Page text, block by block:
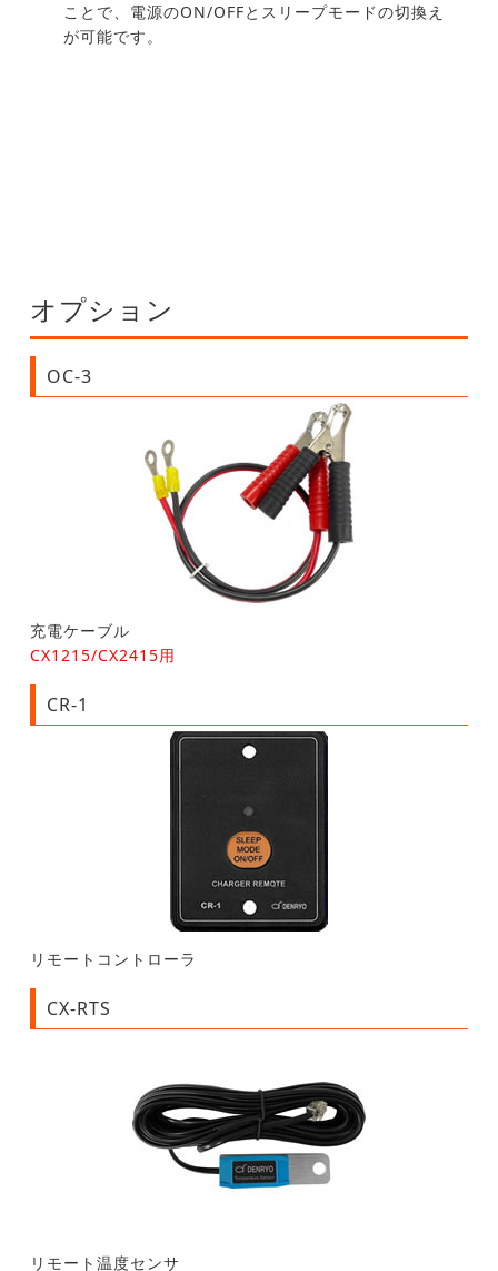
ことで、電源のON/OFFとスリープモードの切換え
が可能です。
オプション
OC-3
充電ケーブル
CX1215/CX2415用
CR-1
リモートコントローラ
CX-RTS
リモート温度センサ